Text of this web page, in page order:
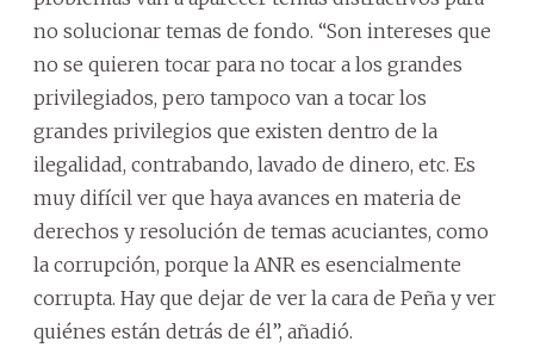
no solucionar temas de fondo. “Son intereses que
no se quieren tocar para no tocar a los grandes
privilegiados, pero tampoco van a tocar los
grandes privilegios que existen dentro de la
ilegalidad, contrabando, lavado de dinero, etc. Es
muy difícil ver que haya avances en materia de
derechos y resolución de temas acuciantes, como
la corrupción, porque la ANR es esencialmente
corrupta. Hay que dejar de ver la cara de Peña y ver
quiénes están detrás de él”, añadió.